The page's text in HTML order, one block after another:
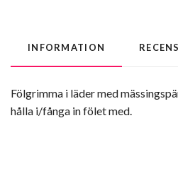
INFORMATION
Fölgrimma i läder med
hålla i/fånga in fölet med.